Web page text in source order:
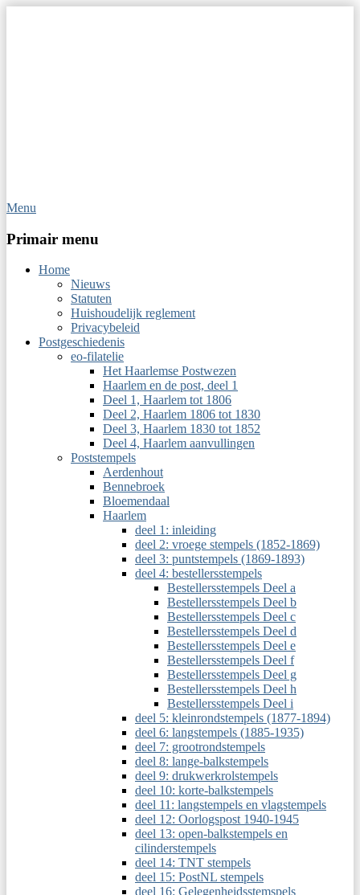
Menu
Primair menu
Home
Nieuws
Statuten
Huishoudelijk reglement
Privacybeleid
Postgeschiedenis
eo-filatelie
Het Haarlemse Postwezen
Haarlem en de post, deel 1
Deel 1, Haarlem tot 1806
Deel 2, Haarlem 1806 tot 1830
Deel 3, Haarlem 1830 tot 1852
Deel 4, Haarlem aanvullingen
Poststempels
Aerdenhout
Bennebroek
Bloemendaal
Haarlem
deel 1: inleiding
deel 2: vroege stempels (1852-1869)
deel 3: puntstempels (1869-1893)
deel 4: bestellersstempels
Bestellersstempels Deel a
Bestellersstempels Deel b
Bestellersstempels Deel c
Bestellersstempels Deel d
Bestellersstempels Deel e
Bestellersstempels Deel f
Bestellersstempels Deel g
Bestellersstempels Deel h
Bestellersstempels Deel i
deel 5: kleinrondstempels (1877-1894)
deel 6: langstempels (1885-1935)
deel 7: grootrondstempels
deel 8: lange-balkstempels
deel 9: drukwerkrolstempels
deel 10: korte-balkstempels
deel 11: langstempels en vlagstempels
deel 12: Oorlogspost 1940-1945
deel 13: open-balkstempels en
cilinderstempels
deel 14: TNT stempels
deel 15: PostNL stempels
deel 16: Gelegenheidsstemspels